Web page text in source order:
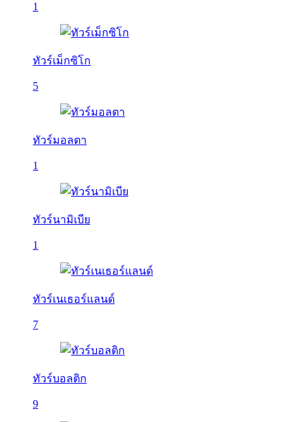
1
ทัวร์เม็กซิโก
5
ทัวร์มอลตา
1
ทัวร์นามิเบีย
1
ทัวร์เนเธอร์แลนด์
7
ทัวร์บอลติก
9